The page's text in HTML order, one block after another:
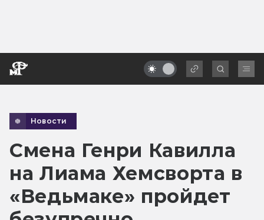
Новости
Смена Генри Кавилла
на Лиама Хемсворта в
«Ведьмаке» пройдет